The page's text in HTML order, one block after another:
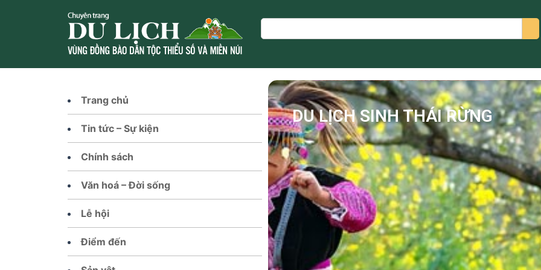
Search
Trang chủ
Tin tức – Sự kiện
Chính sách
Văn hoá – Đời sống
Lễ hội
Điểm đến
DU LỊCH SINH THÁI RỪNG